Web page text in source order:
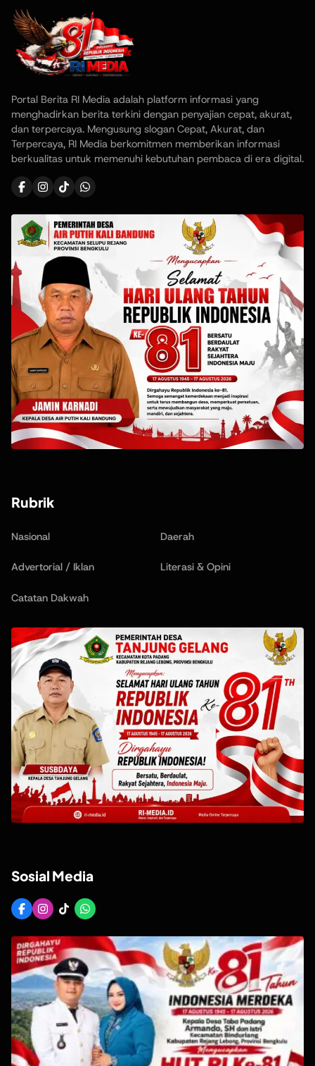
Portal Berita RI Media adalah platform informasi yang
menghadirkan berita terkini dengan penyajian cepat, akurat,
dan terpercaya. Mengusung slogan Cepat, Akurat, dan
Terpercaya, RI Media berkomitmen memberikan informasi
berkualitas untuk memenuhi kebutuhan pembaca di era digital.
Rubrik
Nasional Daerah
Advertorial / Iklan Literasi & Opini
Catatan Dakwah
Sosial Media